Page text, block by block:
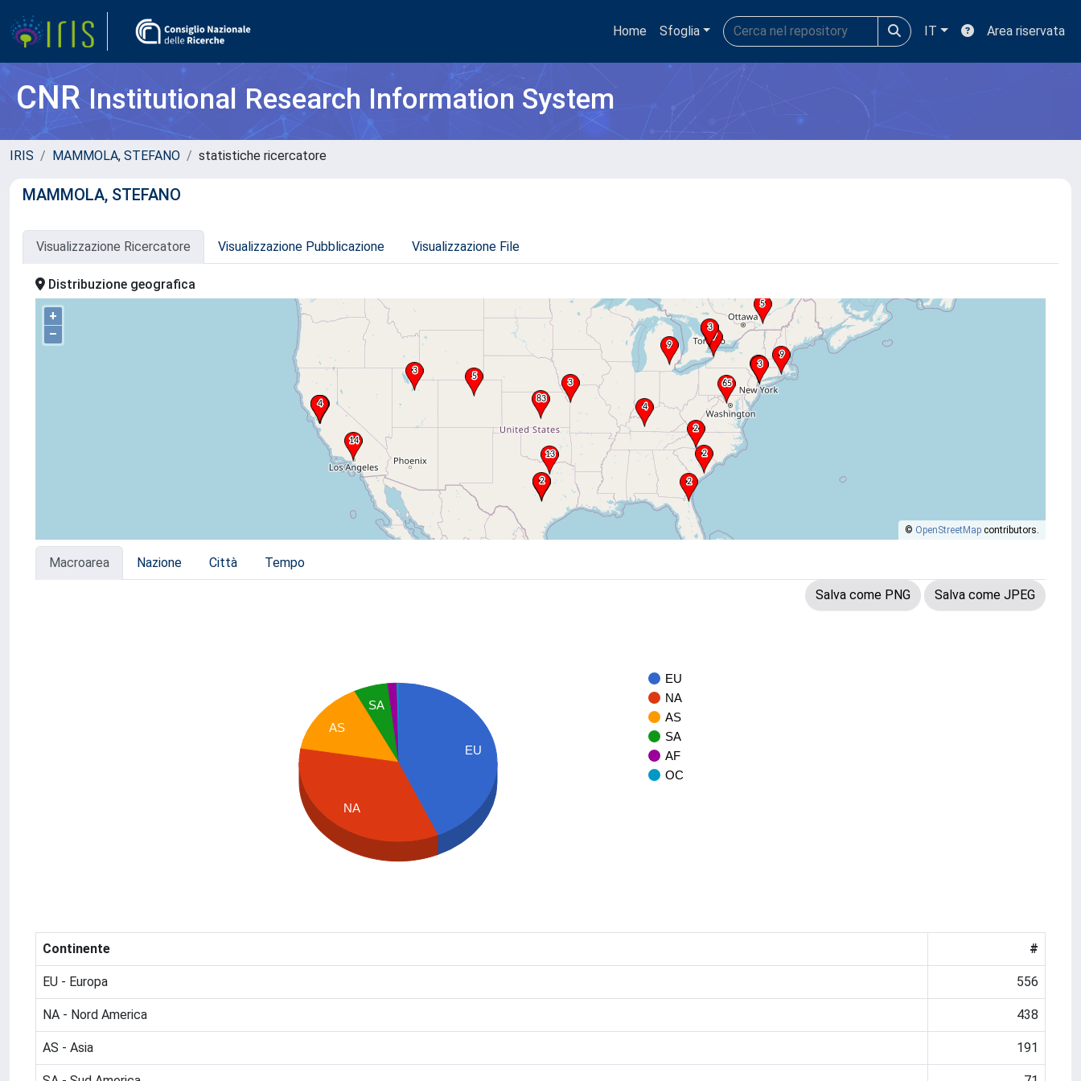
Home Sfoglia IT Area riservata
CNRInstitutional Research Information System
IRIS MAMMOLA, STEFANO statistiche ricercatore
MAMMOLA, STEFANO
Visualizzazione Ricercatore Visualizzazione Pubblicazione Visualizzazione File
Distribuzione geografica
+
–
© OpenStreetMap contributors.
Macroarea Nazione Città Tempo
Salva come PNG Salva come JPEG
EU
NA
AS
SA
AF
OC
EU
SA
AS
NA
Continente #
EU - Europa 556
NA - Nord America 438
AS - Asia 191